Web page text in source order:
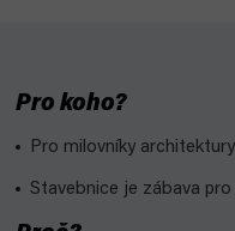
Pro koho?
Pro milovníky
Stavebnice je zábava